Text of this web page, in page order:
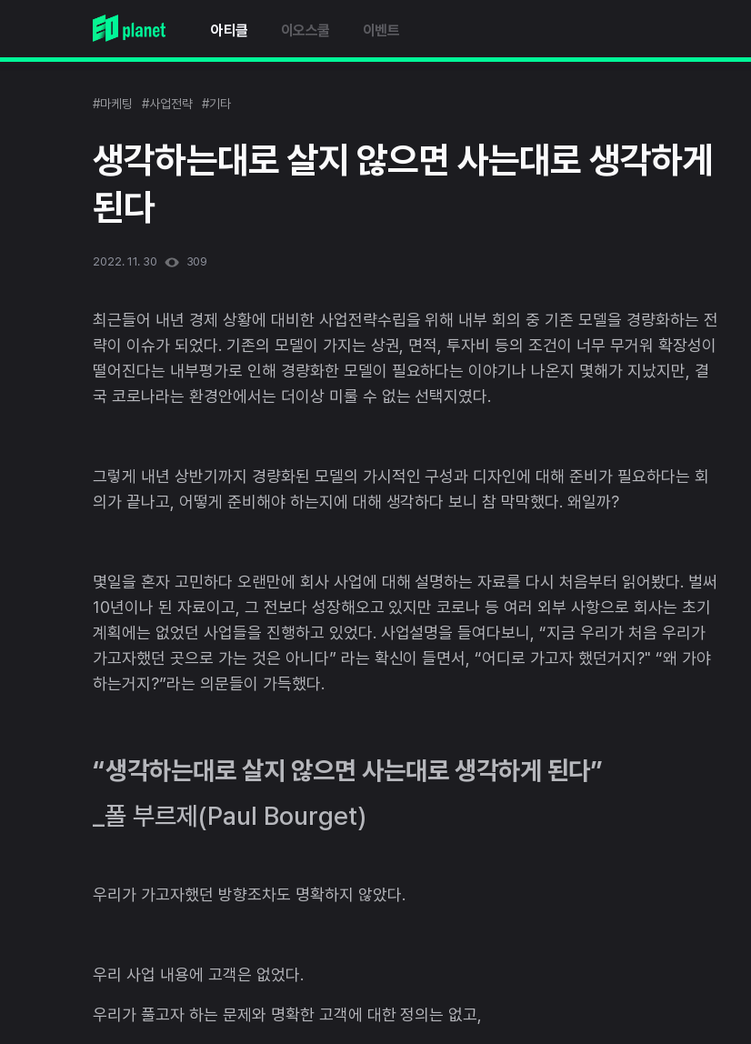
아티클 이오스쿨 이벤트
#마케팅 #사업전략 #기타
생각하는대로 살지 않으면 사는대로 생각하게
된다
2022. 11. 30 309
최근들어 내년 경제 상황에 대비한 사업전략수립을 위해 내부 회의 중 기존 모델을 경량화하는 전
략이 이슈가 되었다. 기존의 모델이 가지는 상권, 면적, 투자비 등의 조건이 너무 무거워 확장성이
떨어진다는 내부평가로 인해 경량화한 모델이 필요하다는 이야기나 나온지 몇해가 지났지만, 결
국 코로나라는 환경안에서는 더이상 미룰 수 없는 선택지였다.
그렇게 내년 상반기까지 경량화된 모델의 가시적인 구성과 디자인에 대해 준비가 필요하다는 회
의가 끝나고, 어떻게 준비해야 하는지에 대해 생각하다 보니 참 막막했다. 왜일까?
몇일을 혼자 고민하다 오랜만에 회사 사업에 대해 설명하는 자료를 다시 처음부터 읽어봤다. 벌써
10년이나 된 자료이고, 그 전보다 성장해오고 있지만 코로나 등 여러 외부 사항으로 회사는 초기
계획에는 없었던 사업들을 진행하고 있었다. 사업설명을 들여다보니, “지금 우리가 처음 우리가
가고자했던 곳으로 가는 것은 아니다” 라는 확신이 들면서, “어디로 가고자 했던거지?" “왜 가야
하는거지?”라는 의문들이 가득했다.
“생각하는대로 살지 않으면 사는대로 생각하게 된다”
_폴 부르제(Paul Bourget)
우리가 가고자했던 방향조차도 명확하지 않았다.
우리 사업 내용에 고객은 없었다.
우리가 풀고자 하는 문제와 명확한 고객에 대한 정의는 없고,